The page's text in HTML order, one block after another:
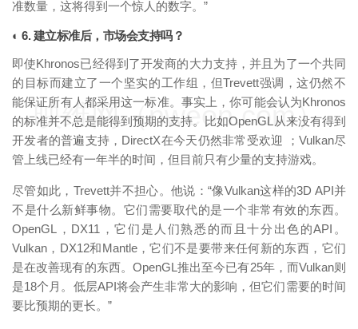
准数量，这将得到一个惊人的数字。”
◐ 6. 建立标准后，市场会支持吗？
即使Khronos已经得到了开发商的大力支持，并且为了一个共同
的目标而建立了一个坚实的工作组，但Trevett强调，这仍然不
能保证所有人都采用这一标准。事实上，你可能会认为Khronos
的标准并不总是能得到预期的支持。比如OpenGL从来没有得到
开发者的普遍支持，DirectX在今天仍然非常受欢迎 ；Vulkan尽
管上线已经有一年半的时间，但目前只有少量的支持游戏。
尽管如此，Trevett并不担心。他说：“像Vulkan这样的3D API并
不是什么新鲜事物。它们需要取代的是一个非常有效的东西。
OpenGL，DX11，它们是人们熟悉的而且十分出色的API。
Vulkan，DX12和Mantle，它们不是要带来任何新的东西，它们
是在改善现有的东西。OpenGL推出至今已有25年，而Vulkan则
是18个月。低层API将会产生非常大的影响，但它们需要的时间
要比预期的更长。”
映维网（nweon.com）